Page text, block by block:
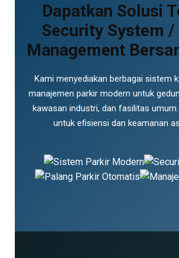
Dapatkan Solusi
Security System
Management
Kami menyediakan berbagai sistem
manajemen parkir modern untuk
kawasan industri, dan fasilitas
untuk efisiensi dan keamanan